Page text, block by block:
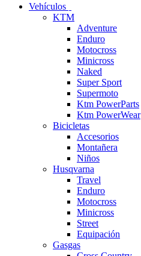
Vehículos
KTM
Adventure
Enduro
Motocross
Minicross
Naked
Super Sport
Supermoto
Ktm PowerParts
Ktm PowerWear
Bicicletas
Accesorios
Montañera
Niños
Husqvarna
Travel
Enduro
Motocross
Minicross
Street
Equipación
Gasgas